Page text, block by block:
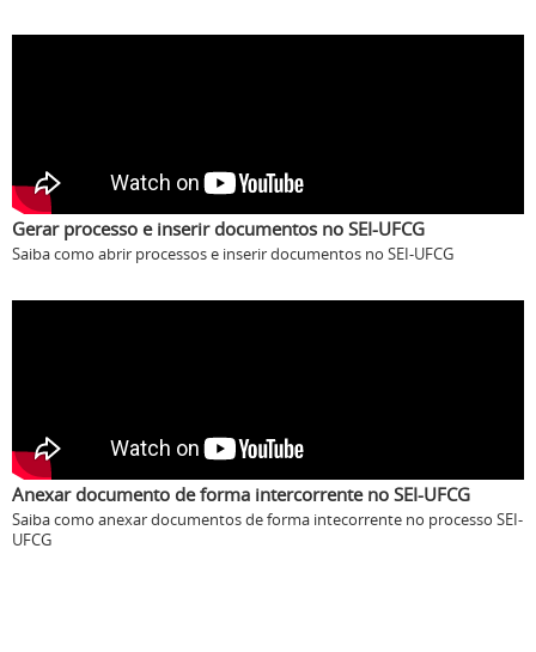
Gerar processo e inserir documentos no SEI-UFCG
Saiba como abrir processos e inserir documentos no SEI-UFCG
Anexar documento de forma intercorrente no SEI-UFCG
Saiba como anexar documentos de forma intecorrente no processo SEI-
UFCG